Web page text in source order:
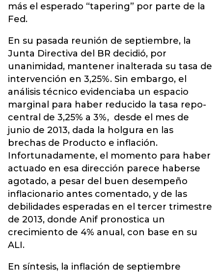
más el esperado “tapering” por parte de la
Fed.
En su pasada reunión de septiembre, la
Junta Directiva del BR decidió, por
unanimidad, mantener inalterada su tasa de
intervención en 3,25%. Sin embargo, el
análisis técnico evidenciaba un espacio
marginal para haber reducido la tasa repo-
central de 3,25% a 3%, desde el mes de
junio de 2013, dada la holgura en las
brechas de Producto e inflación.
Infortunadamente, el momento para haber
actuado en esa dirección parece haberse
agotado, a pesar del buen desempeño
inflacionario antes comentado, y de las
debilidades esperadas en el tercer trimestre
de 2013, donde Anif pronostica un
crecimiento de 4% anual, con base en su
ALI.
En síntesis, la inflación de septiembre